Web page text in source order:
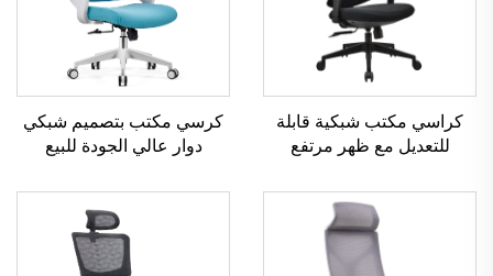
كراسي مكتب شبكية قابلة
للتعديل مع ظهر مرتفع
لكرسي مكتب الكمبيوتر
كرسي مكتب بتصميم شبكي
دوار عالي الجودة للبيع
بلاستيكي مريح